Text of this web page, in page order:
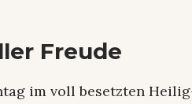
Freude
im voll besetzten